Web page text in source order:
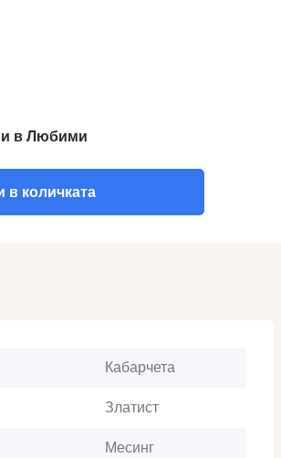
в Любими
в количката
Кабарчета
Златист
Месинг